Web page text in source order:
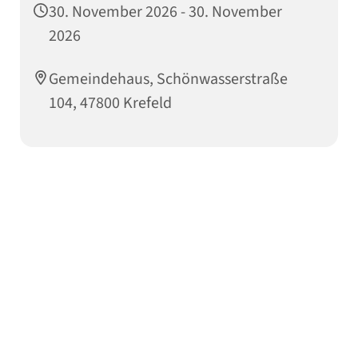
30. November 2026 - 30. November
2026
Gemeindehaus, Schönwasserstraße
104, 47800 Krefeld